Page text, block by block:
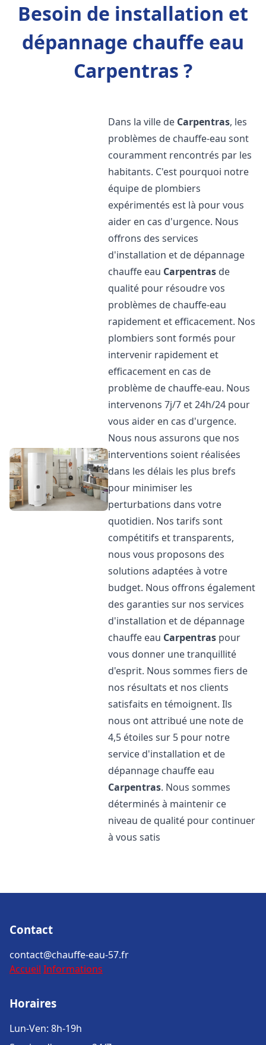
Besoin de installation et
dépannage chauffe eau
Carpentras ?
Dans la ville de Carpentras, les
problèmes de chauffe-eau sont
couramment rencontrés par les
habitants. C'est pourquoi notre
équipe de plombiers
expérimentés est là pour vous
aider en cas d'urgence. Nous
offrons des services
d'installation et de dépannage
chauffe eau Carpentras de
qualité pour résoudre vos
problèmes de chauffe-eau
rapidement et efficacement. Nos
plombiers sont formés pour
intervenir rapidement et
efficacement en cas de
problème de chauffe-eau. Nous
intervenons 7j/7 et 24h/24 pour
vous aider en cas d'urgence.
Nous nous assurons que nos
interventions soient réalisées
dans les délais les plus brefs
pour minimiser les
perturbations dans votre
quotidien. Nos tarifs sont
compétitifs et transparents,
nous vous proposons des
solutions adaptées à votre
budget. Nous offrons également
des garanties sur nos services
d'installation et de dépannage
chauffe eau Carpentras pour
vous donner une tranquillité
d'esprit. Nous sommes fiers de
nos résultats et nos clients
satisfaits en témoignent. Ils
nous ont attribué une note de
4,5 étoiles sur 5 pour notre
service d'installation et de
dépannage chauffe eau
Carpentras. Nous sommes
déterminés à maintenir ce
niveau de qualité pour continuer
à vous satis
Contact
contact@chauffe-eau-57.fr
Accueil Informations
Horaires
Lun-Ven: 8h-19h